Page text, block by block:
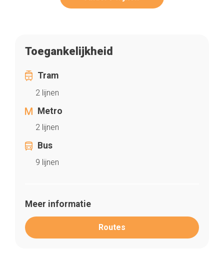
Toegankelijkheid
Tram
2 lijnen
Metro
2 lijnen
Bus
9 lijnen
Meer informatie
Routes